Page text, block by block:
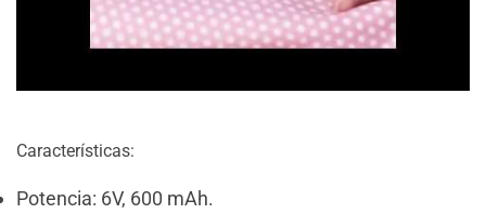
Características:
Potencia: 6V, 600 mAh.